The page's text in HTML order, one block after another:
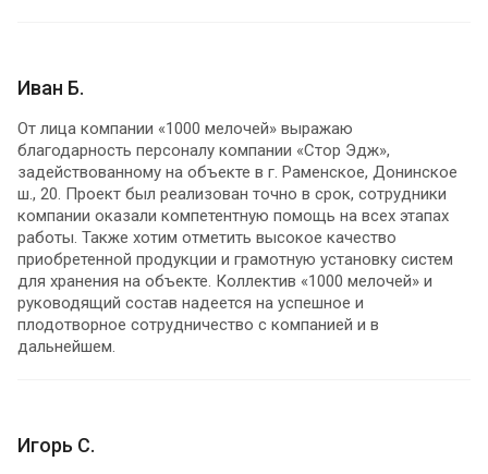
Иван Б.
От лица компании «1000 мелочей» выражаю
благодарность персоналу компании «Стор Эдж»,
задействованному на объекте в г. Раменское, Донинское
ш., 20. Проект был реализован точно в срок, сотрудники
компании оказали компетентную помощь на всех этапах
работы. Также хотим отметить высокое качество
приобретенной продукции и грамотную установку систем
для хранения на объекте. Коллектив «1000 мелочей» и
руководящий состав надеется на успешное и
плодотворное сотрудничество с компанией и в
дальнейшем.
Игорь С.